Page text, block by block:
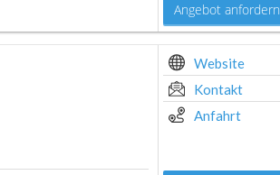
Angebot anfordern
Website
Kontakt
Anfahrt